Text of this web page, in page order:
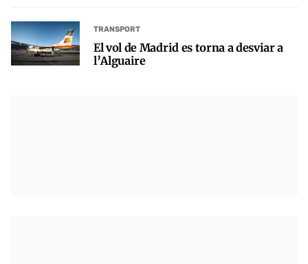
TRANSPORT
El vol de Madrid es torna a desviar a
l’Alguaire